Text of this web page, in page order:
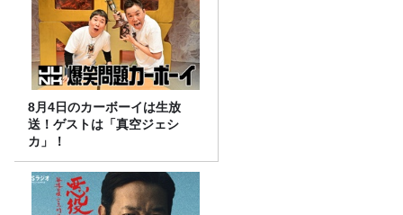
8月4日のカーボーイは生放
送！ゲストは「真空ジェシ
カ」！